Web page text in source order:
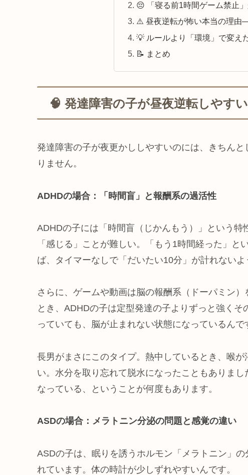
😔 「寝る前1時間ゲーム禁止
⚠️ 昼夜逆転が怖い本当の理
💡 ルールより「環境」で変え
📝 まとめ
🧠 発達障害の子が昼夜逆転しやすい
発達障害の子が夜更かししやすいのには、きちん
りません。
ADHDの場合：「時間盲」と報酬系の過活性
ADHDの子には「時間盲（じかんもう）」という
「感じる」ことが難しい。「もう1時間経った」と
ば、タイマーなしで「だいたい10分」が計れないよ
さらに、ゲームや動画は脳の報酬系（ドーパミン
とき、ADHDの子は定型発達の子よりずっと強く
っていても、脳が止まれない状態になっているんで
長男がまさにこのタイプ。熱中しているとき、喉
い。水分を取り忘れて脱水になったこともありま
なっている、ということが何度もあります。
ASDの場合：メラトニン分泌の問題と感覚の違い
ASDの子は、眠りを誘うホルモン「メラトニン」
れています。体の時計が少しずれやすいんです。